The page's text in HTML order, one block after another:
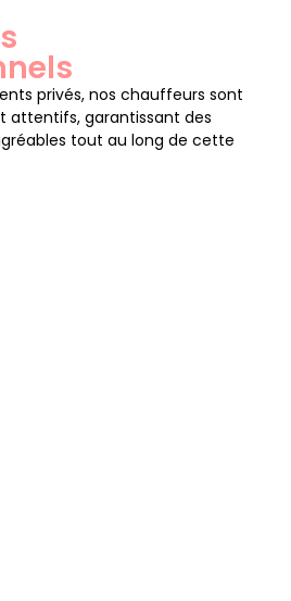
privés, nos chauffeurs sont
attentifs, garantissant des
tout au long de cette